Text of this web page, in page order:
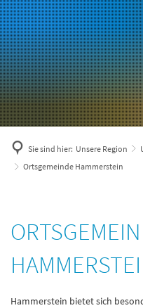
Sie sind hier: Unsere Region
Ortsgemeinde Hammerstein
Ortsgemeinde
Hammerstein
Hammerstein bietet sich